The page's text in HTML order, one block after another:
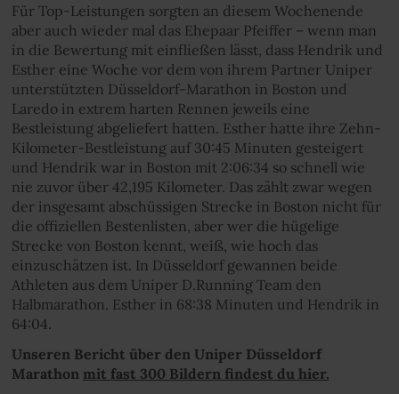
Für Top-Leistungen sorgten an diesem Wochenende
aber auch wieder mal das Ehepaar Pfeiffer – wenn man
in die Bewertung mit einfließen lässt, dass Hendrik und
Esther eine Woche vor dem von ihrem Partner Uniper
unterstützten Düsseldorf-Marathon in Boston und
Laredo in extrem harten Rennen jeweils eine
Bestleistung abgeliefert hatten. Esther hatte ihre Zehn-
Kilometer-Bestleistung auf 30:45 Minuten gesteigert
und Hendrik war in Boston mit 2:06:34 so schnell wie
nie zuvor über 42,195 Kilometer. Das zählt zwar wegen
der insgesamt abschüssigen Strecke in Boston nicht für
die offiziellen Bestenlisten, aber wer die hügelige
Strecke von Boston kennt, weiß, wie hoch das
einzuschätzen ist. In Düsseldorf gewannen beide
Athleten aus dem Uniper D.Running Team den
Halbmarathon. Esther in 68:38 Minuten und Hendrik in
64:04.
Unseren Bericht über den Uniper Düsseldorf
Marathon mit fast 300 Bildern findest du hier.